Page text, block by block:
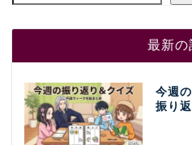
最新の
今週
振り